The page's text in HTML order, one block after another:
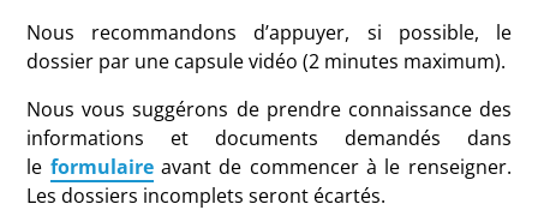
Nous recommandons d’appuyer, si possible, le
dossier par une capsule vidéo (2 minutes maximum).
Nous vous suggérons de prendre connaissance des
informations et documents demandés dans
le formulaire avant de commencer à le renseigner.
Les dossiers incomplets seront écartés.